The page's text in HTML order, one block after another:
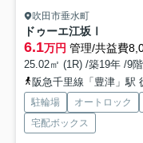
吹田市垂水町
ドゥーエ江坂Ⅰ
6.1万円 管理/共益費
25.02㎡ (1R) /築19年 /9
阪急千里線「豊津」駅
駐輪場 オートロック
宅配ボックス